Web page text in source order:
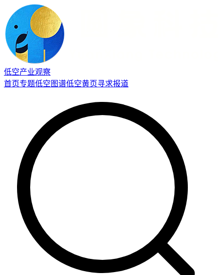
低空产业观察
首页专题低空图谱低空黄页寻求报道